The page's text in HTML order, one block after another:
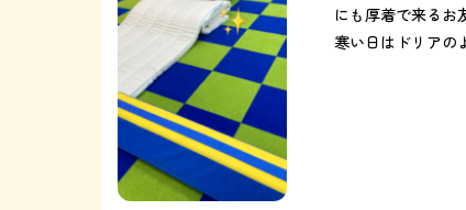
にも厚着で来るお
寒い日はドリアの